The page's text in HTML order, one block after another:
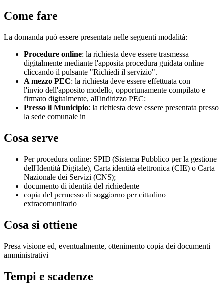
Come fare
La domanda può essere presentata nelle seguenti modalità:
Procedure online: la richiesta deve essere trasmessa
digitalmente mediante l'apposita procedura guidata online
cliccando il pulsante "Richiedi il servizio".
A mezzo PEC: la richiesta deve essere effettuata con
l'invio dell'apposito modello, opportunamente compilato e
firmato digitalmente, all'indirizzo PEC:
Presso il Municipio: la richiesta deve essere presentata presso
la sede comunale in
Cosa serve
Per procedura online: SPID (Sistema Pubblico per la gestione
dell'Identità Digitale), Carta identità elettronica (CIE) o Carta
Nazionale dei Servizi (CNS);
documento di identità del richiedente
copia del permesso di soggiorno per cittadino
extracomunitario
Cosa si ottiene
Presa visione ed, eventualmente, ottenimento copia dei documenti
amministrativi
Tempi e scadenze